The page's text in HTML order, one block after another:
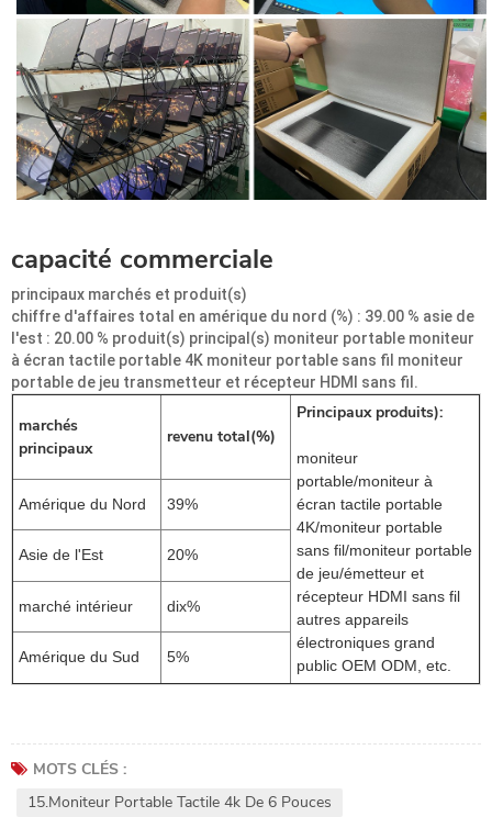
capacité commerciale
principaux marchés et produit(s)
chiffre d'affaires total en amérique du nord (%) : 39.00 % asie de
l'est : 20.00 % produit(s) principal(s) moniteur portable moniteur
à écran tactile portable 4K moniteur portable sans fil moniteur
portable de jeu transmetteur et récepteur HDMI sans fil.
marchés
principaux
revenu total(%)
Principaux produits):
moniteur
portable/moniteur à
écran tactile portable
4K/moniteur portable
sans fil/moniteur portable
de jeu/émetteur et
récepteur HDMI sans fil
autres appareils
électroniques grand
public OEM ODM, etc.
Amérique du Nord 39%
Asie de l'Est 20%
marché intérieur dix%
Amérique du Sud 5%
MOTS CLÉS :
15.Moniteur Portable Tactile 4k De 6 Pouces